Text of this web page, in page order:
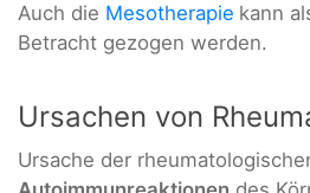
Auch die Mesotherapie kann
Betracht gezogen werden.
Ursachen von
Ursache der